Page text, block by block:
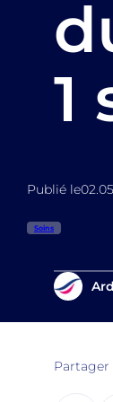
1
Publié le
Soins
Partager